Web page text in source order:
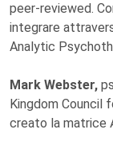
peer-reviewed.
integrare
Analytic
Mark Webster,
Kingdom Council
creato la matrice